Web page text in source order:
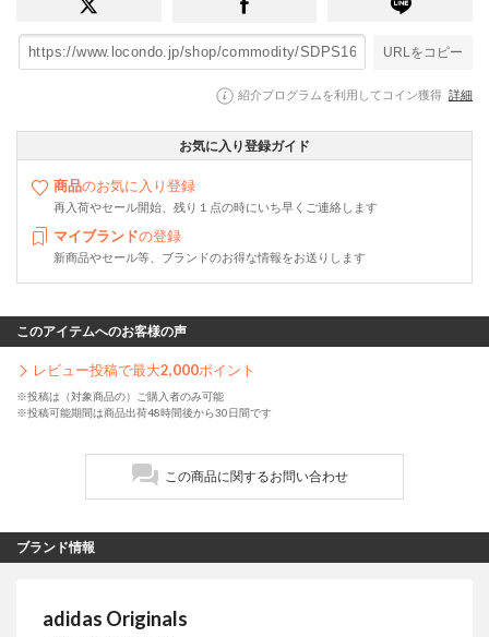
URLをコピー
紹介プログラムを利用してコイン獲得 詳細
お気に入り登録ガイド
商品のお気に入り登録
再入荷やセール開始、残り１点の時にいち早くご連絡します
マイブランドの登録
新商品やセール等、ブランドのお得な情報をお送りします
このアイテムへのお客様の声
レビュー投稿で最大2,000ポイント
※投稿は（対象商品の）ご購入者のみ可能
※投稿可能期間は商品出荷48時間後から30日間です
この商品に関するお問い合わせ
ブランド情報
adidas Originals